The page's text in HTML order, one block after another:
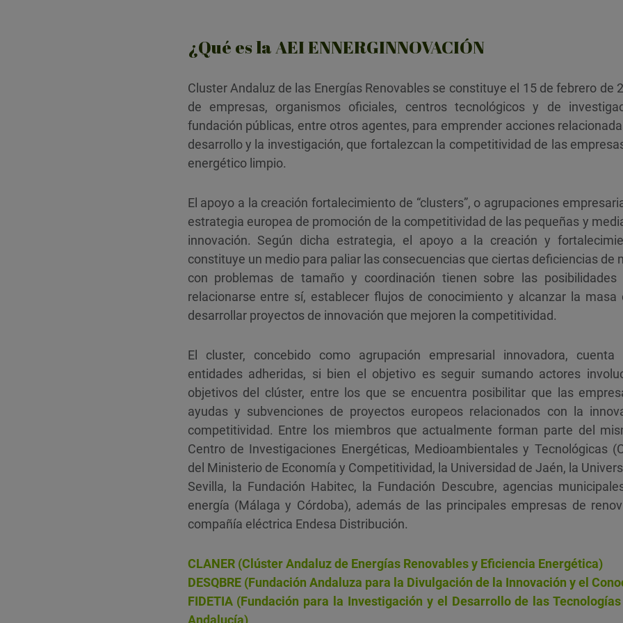
¿Qué es la AEI ENNERGINNOVACIÓN
Cluster Andaluz de las Energías Renovables se constituye el 15 de febrero de
de empresas, organismos oficiales, centros tecnológicos y de
fundación públicas, entre otros agentes, para emprender acciones
desarrollo y la investigación, que fortalezcan la competitividad de las
energético limpio.
El apoyo a la creación fortalecimiento de “clusters”, o agrupaciones
estrategia europea de promoción de la competitividad de las pequeñas y
innovación. Según dicha estrategia, el apoyo a la creación y
constituye un medio para paliar las consecuencias que ciertas deficiencias de
con problemas de tamaño y coordinación tienen sobre las
relacionarse entre sí, establecer flujos de conocimiento y alcanzar la
desarrollar proyectos de innovación que mejoren la competitividad.
El cluster, concebido como agrupación empresarial innovadora,
entidades adheridas, si bien el objetivo es seguir sumando actores
objetivos del clúster, entre los que se encuentra posibilitar que las
ayudas y subvenciones de proyectos europeos relacionados con la
competitividad. Entre los miembros que actualmente forman parte del
Centro de Investigaciones Energéticas, Medioambientales y Tecnológicas
del Ministerio de Economía y Competitividad, la Universidad de Jaén, la
Sevilla, la Fundación Habitec, la Fundación Descubre, agencias
energía (Málaga y Córdoba), además de las principales empresas de
compañía eléctrica Endesa Distribución.
CLANER (Clúster Andaluz de Energías Renovables y Eficiencia Energética)
DESQBRE (Fundación Andaluza para la Divulgación de la Innovación y el
FIDETIA (Fundación para la Investigación y el Desarrollo de las
Andalucía)